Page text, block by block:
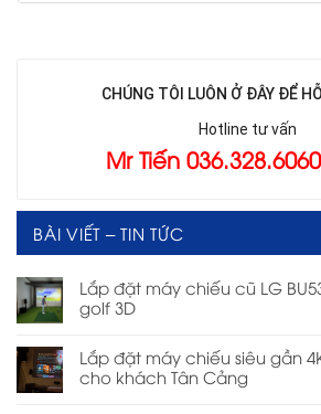
CHÚNG TÔI LUÔN Ở ĐÂY ĐỂ
Hotline tư vấn
Mr Tiến
BÀI VIẾT – TIN TỨC
Lắp đặt máy chiếu cũ LG
golf 3D
Lắp đặt máy chiếu siêu gần
cho khách Tân Cảng